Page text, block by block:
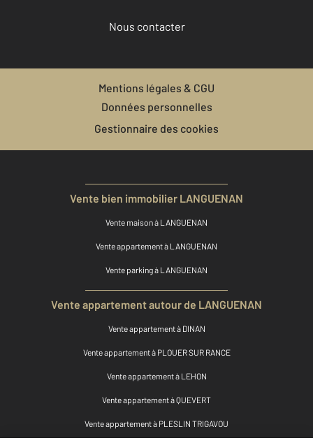
Nous contacter
Mentions légales & CGU
Données personnelles
Gestionnaire des cookies
Vente bien immobilier LANGUENAN
Vente maison à LANGUENAN
Vente appartement à LANGUENAN
Vente parking à LANGUENAN
Vente appartement autour de LANGUENAN
Vente appartement à DINAN
Vente appartement à PLOUER SUR RANCE
Vente appartement à LEHON
Vente appartement à QUEVERT
Vente appartement à PLESLIN TRIGAVOU